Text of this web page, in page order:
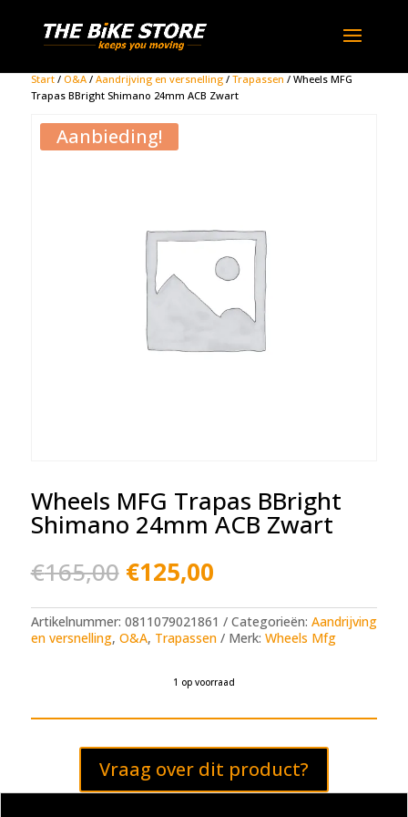
Start/ O&A/ Aandrijving en versnelling/ Trapassen / Wheels MFG
Trapas BBright Shimano 24mm ACB Zwart
Aanbieding!
Wheels MFG Trapas BBright
Shimano 24mm ACB Zwart
€165,00 Oorspronkelijke
prijs
was:
€165,00.
€125,00Huidige
prijs
is:
€125,00.
Artikelnummer: 0811079021861 Categorieën: Aandrijving
en versnelling, O&A, Trapassen Merk: Wheels Mfg
1 op voorraad
e
r
n
a
Vraag over dit product?